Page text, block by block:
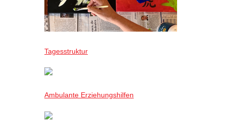
Tagesstruktur
Ambulante Erziehungshilfen